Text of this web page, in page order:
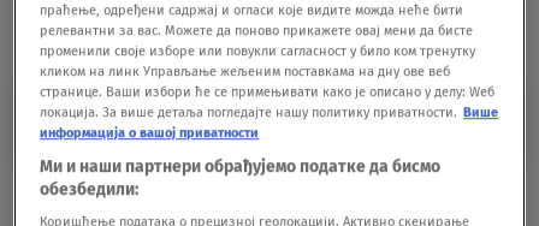
LALATOVIC
VIDEO24.06.20.
праћење, одређени садржај и огласи које видите можда неће бити
релевантни за вас. Можете да поново прикажете овај мени да бисте
променили своје изборе или повукли сагласност у било ком тренутку
кликом на линк Управљање жељеним поставкама на дну ове веб
странице. Ваши избори ће се примењивати како је описано у делу: Wеб
локација. За више детаља погледајте нашу политику приватности. Више
информација о вашој приватности
Ми и наши партнери обрађујемо податке да бисмо
обезбедили:
Коришћење података о прецизној геолокацији. Активно скенирање